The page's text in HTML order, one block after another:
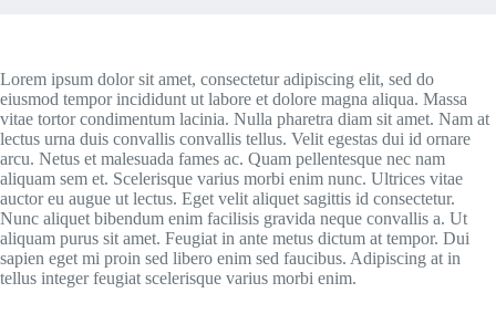
Lorem ipsum dolor sit amet, consectetur adipiscing elit, sed do
eiusmod tempor incididunt ut labore et dolore magna aliqua. Massa
vitae tortor condimentum lacinia. Nulla pharetra diam sit amet. Nam at
lectus urna duis convallis convallis tellus. Velit egestas dui id ornare
arcu. Netus et malesuada fames ac. Quam pellentesque nec nam
aliquam sem et. Scelerisque varius morbi enim nunc. Ultrices vitae
auctor eu augue ut lectus. Eget velit aliquet sagittis id consectetur.
Nunc aliquet bibendum enim facilisis gravida neque convallis a. Ut
aliquam purus sit amet. Feugiat in ante metus dictum at tempor. Dui
sapien eget mi proin sed libero enim sed faucibus. Adipiscing at in
tellus integer feugiat scelerisque varius morbi enim.